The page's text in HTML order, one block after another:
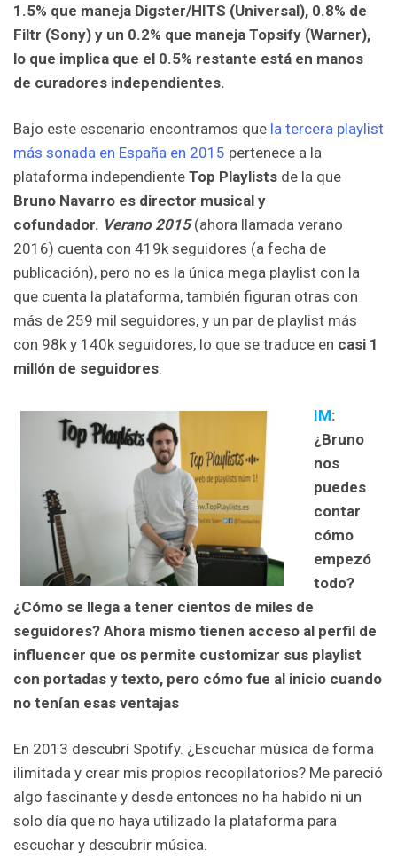
1.5% que maneja Digster/HITS (Universal), 0.8% de
Filtr (Sony) y un 0.2% que maneja Topsify (Warner),
lo que implica que el 0.5% restante está en manos
de curadores independientes.
Bajo este escenario encontramos que la tercera playlist
más sonada en España en 2015 pertenece a la
plataforma independiente Top Playlists de la que
Bruno Navarro es director musical y
cofundador. Verano 2015(ahora llamada verano
2016) cuenta con 419k seguidores (a fecha de
publicación), pero no es la única mega playlist con la
que cuenta la plataforma, también figuran otras con
más de 259 mil seguidores, y un par de playlist más
con 98k y 140k seguidores, lo que se traduce en casi 1
millón de seguidores.
IM:
¿Bruno
nos
puedes
contar
cómo
empezó
todo?
¿Cómo se llega a tener cientos de miles de
seguidores? Ahora mismo tienen acceso al perfil de
influencer que os permite customizar sus playlist
con portadas y texto, pero cómo fue al inicio cuando
no tenían esas ventajas
En 2013 descubrí Spotify. ¿Escuchar música de forma
ilimitada y crear mis propios recopilatorios? Me pareció
algo fascinante y desde entonces no ha habido ni un
solo día que no haya utilizado la plataforma para
escuchar y descubrir música.